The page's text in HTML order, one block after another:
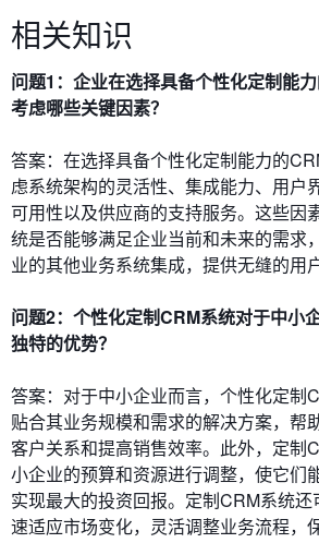
相关知识
问题1：企业在选择具备个性化定制能
考虑哪些关键因素？
答案：在选择具备个性化定制能力的
虑系统架构的灵活性、集成能力、用户
可用性以及供应商的支持服务。这些因
统是否能够满足企业当前和未来的需求
业的其他业务系统集成，提供无缝的用
问题2：个性化定制CRM系统对于中小
独特的优势？
答案：对于中小企业而言，个性化定制
贴合其业务规模和需求的解决方案，帮
客户关系和提高销售效率。此外，定制
小企业的预算和资源进行调整，使它们
实现最大的投资回报。定制CRM系统
速适应市场变化，灵活调整业务流程，